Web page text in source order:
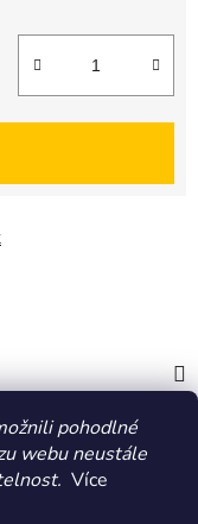
pohodlné
webu neustále
Více